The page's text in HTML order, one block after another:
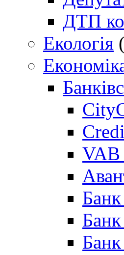
ДТП
Екологія
VAB
Банк